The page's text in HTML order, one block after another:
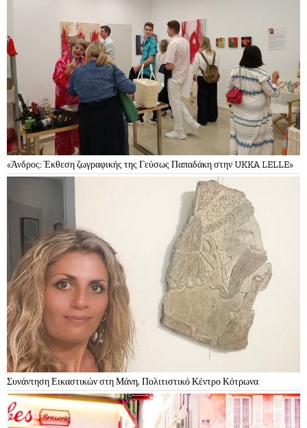
«Άνδρος: Έκθεση ζωγραφικής της Γεύσως Παπαδάκη στην UKKA LELLE»
Συνάντηση Εικαστικών στη Μάνη, Πολιτιστικό Κέντρο Κότρωνα